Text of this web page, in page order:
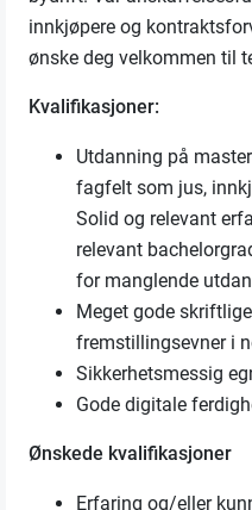
innkjøpere og
ønske deg velkommen til
Kvalifikasjoner:
Utdanning på
fagfelt som jus,
Solid og relevant
relevant
for manglende
Meget gode
fremstillingsevner i
Sikkerhetsmessig
Gode digitale
Ønskede kvalifikasjoner
Erfaring og/eller